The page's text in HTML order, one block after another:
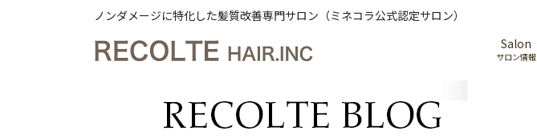
ノンダメージに特化した髪質改善専門サロン（ミネコラ公式認定サロン）
Salon
サロン情報